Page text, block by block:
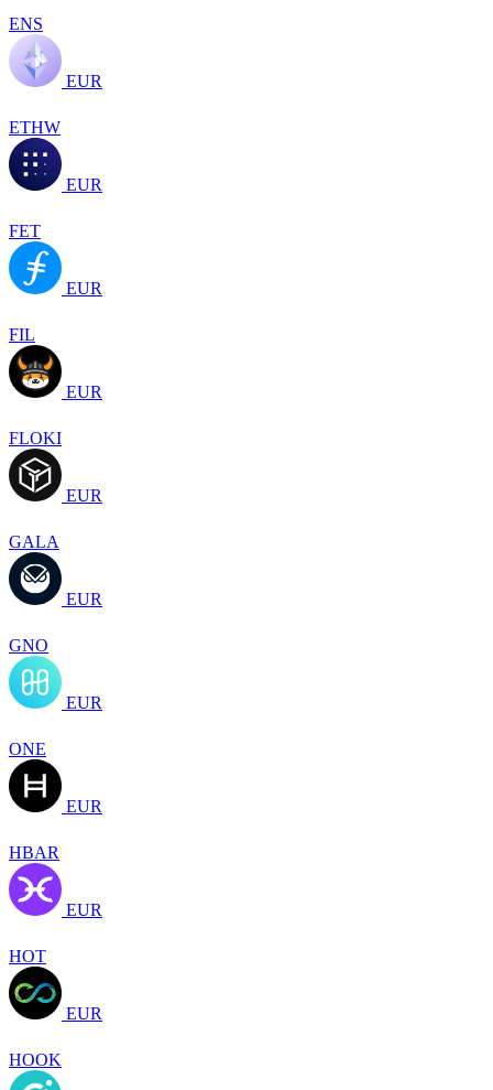
ENS
EUR
ETHW
EUR
FET
EUR
FIL
EUR
FLOKI
EUR
GALA
EUR
GNO
EUR
ONE
EUR
HBAR
EUR
HOT
EUR
HOOK